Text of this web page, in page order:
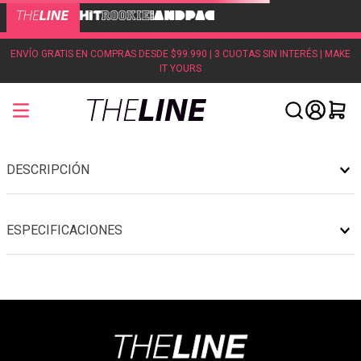
ENVÍO GRATIS EN COMPRAS DESDE $99.990 | 3 CUOTAS SIN INTERÉS | MAKE
IT YOURS
DESCRIPCIÓN
ESPECIFICACIONES